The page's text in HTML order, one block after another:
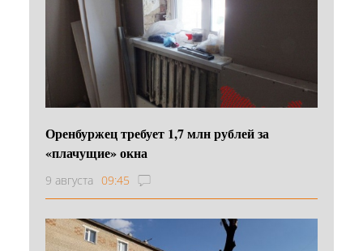
Оренбуржец требует 1,7 млн рублей за
«плачущие» окна
9 августа 09:45